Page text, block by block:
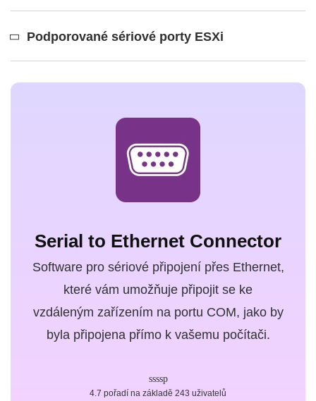
Podporované sériové porty ESXi
Serial to Ethernet Connector
Software pro sériové připojení přes Ethernet,
které vám umožňuje připojit se ke
vzdáleným zařízením na portu COM, jako by
byla připojena přímo k vašemu počítači.
4.7 pořadí na základě 243 uživatelů